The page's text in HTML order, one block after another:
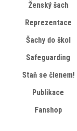
Ženský šach
Reprezentace
Šachy do škol
Safeguarding
Staň se členem!
Publikace
Fanshop